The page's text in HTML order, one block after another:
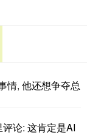
情, 他还想争夺总
论: 这肯定是AI